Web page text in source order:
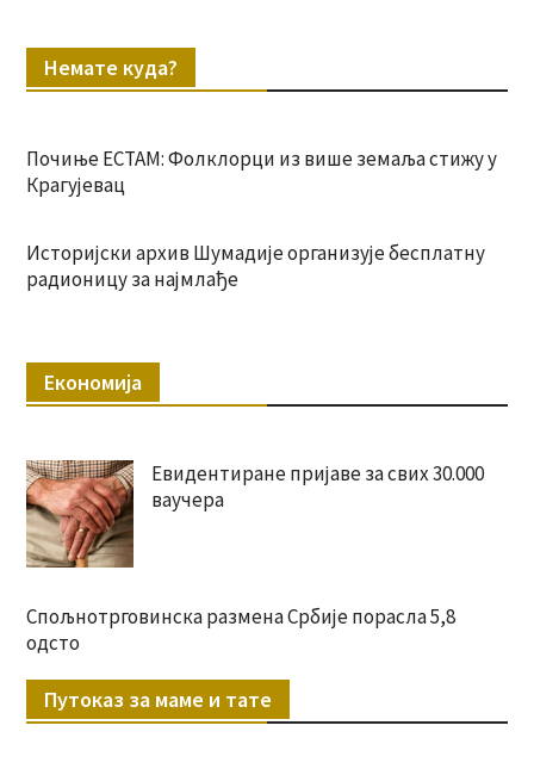
Немате куда?
Почиње ЕСТАМ: Фолклорци из више земаља стижу у
Крагујевац
Историјски архив Шумадије организује бесплатну
радионицу за најмлађе
Економија
Евидентиране пријаве за свих 30.000
ваучера
Спољнотрговинска размена Србије порасла 5,8
одсто
Путоказ за маме и тате